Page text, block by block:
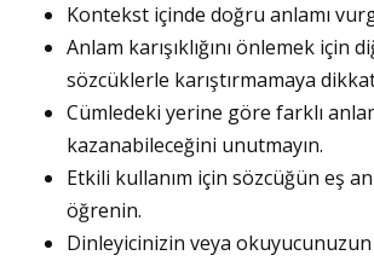
Kontekst içinde doğru anlamı
Anlam karışıklığını önlemek için
sözcüklerle karıştırmamaya
Cümledeki yerine göre farklı
kazanabileceğini unutmayın.
Etkili kullanım için sözcüğün eş
öğrenin.
Dinleyicinizin veya